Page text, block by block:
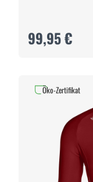
99,95 €
Öko-Zertifikat